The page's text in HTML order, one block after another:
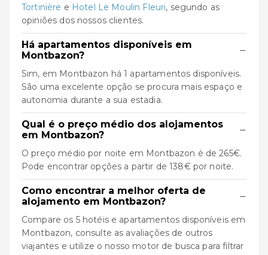
Tortinière e Hotel Le Moulin Fleuri, segundo as
opiniões dos nossos clientes.
Há apartamentos disponíveis em
Montbazon?
−
Sim, em Montbazon há 1 apartamentos disponíveis.
São uma excelente opção se procura mais espaço e
autonomia durante a sua estadia.
Qual é o preço médio dos alojamentos
em Montbazon?
−
O preço médio por noite em Montbazon é de 265€.
Pode encontrar opções a partir de 138€ por noite.
Como encontrar a melhor oferta de
alojamento em Montbazon?
−
Compare os 5 hotéis e apartamentos disponíveis em
Montbazon, consulte as avaliações de outros
viajantes e utilize o nosso motor de busca para filtrar